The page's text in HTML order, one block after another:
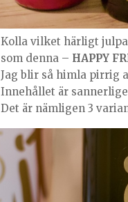
Kolla vilket härligt
som denna – HAPPY
Jag blir så himla pirrig
Innehållet är
Det är nämligen 3